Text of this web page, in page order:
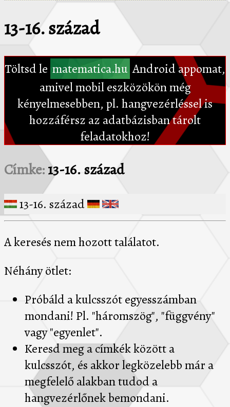
13-16. század
Töltsd le matematica.hu Android appomat,
amivel mobil eszközökön még
kényelmesebben, pl. hangvezérléssel is
hozzáférsz az adatbázisban tárolt
feladatokhoz!
Címke:13-16. század
13-16. század
A keresés nem hozott találatot.
Néhány ötlet:
Próbáld a kulcsszót egyesszámban
mondani! Pl. "háromszög", "függvény"
vagy "egyenlet".
Keresd meg a címkék között a
kulcsszót, és akkor legközelebb már a
megfelelő alakban tudod a
hangvezérlőnek bemondani.